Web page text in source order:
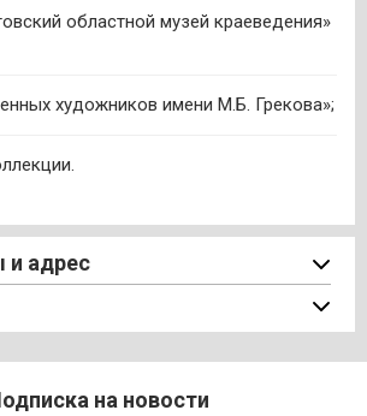
областной музей краеведения»
художников имени М.Б. Грекова»;
и адрес
на новости